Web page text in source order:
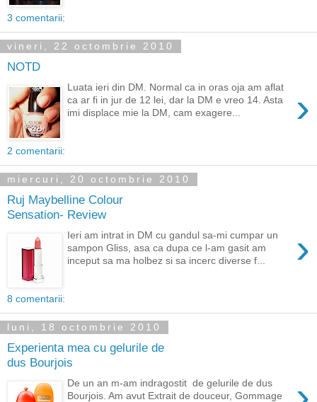
3 comentarii:
vineri, 22 octombrie 2010
NOTD
›
Luata ieri din DM. Normal ca in oras oja am aflat
ca ar fi in jur de 12 lei, dar la DM e vreo 14. Asta
imi displace mie la DM, cam exagere...
2 comentarii:
miercuri, 20 octombrie 2010
Ruj Maybelline Colour
Sensation- Review
›
Ieri am intrat in DM cu gandul sa-mi cumpar un
sampon Gliss, asa ca dupa ce l-am gasit am
inceput sa ma holbez si sa incerc diverse f...
8 comentarii:
luni, 18 octombrie 2010
Experienta mea cu gelurile de
dus Bourjois
De un an m-am indragostit de gelurile de dus
Bourjois. Am avut Extrait de douceur, Gommage